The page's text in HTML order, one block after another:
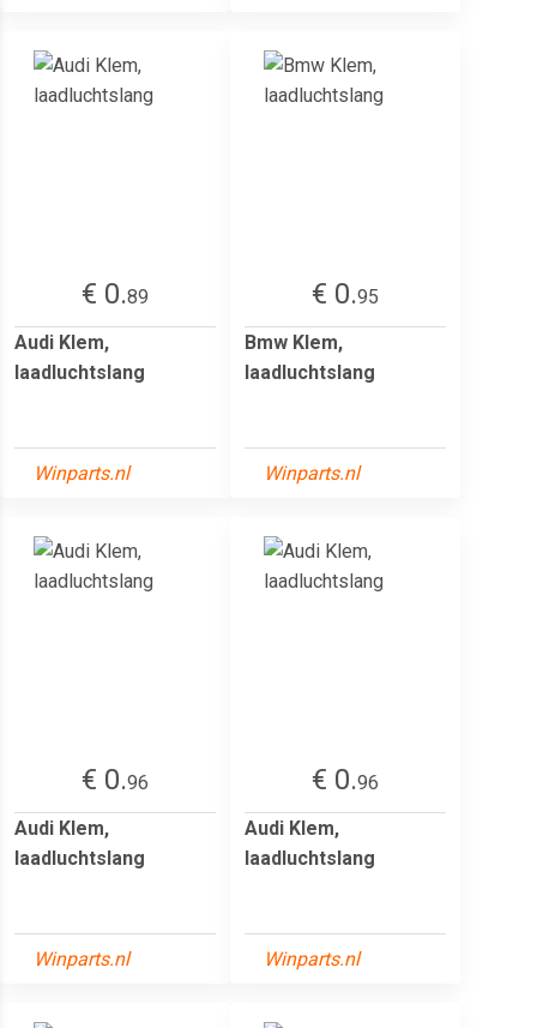
€ 0.89
Audi Klem,
laadluchtslang
Winparts.nl
€ 0.95
Bmw Klem,
laadluchtslang
Winparts.nl
€ 0.96
Audi Klem,
laadluchtslang
Winparts.nl
€ 0.96
Audi Klem,
laadluchtslang
Winparts.nl